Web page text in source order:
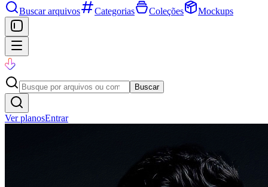
Buscar arquivos
Categorias Coleções Mockups
Buscar
Ver planosEntrar